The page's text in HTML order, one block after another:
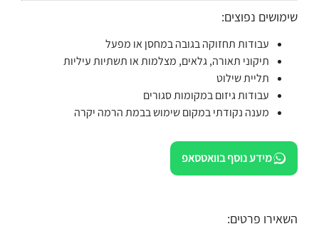
שימושים נפוצים:
עבודות תחזוקה בגובה במחסן או מפעל
תיקוני תאורה, גלאים, מצלמות או תשתיות עיליות
תליית שילוט
עבודות גיזום במקומות סגורים
מענה נקודתי במקום שימוש בבמת הרמה יקרה
מידע נוסף בוואטסאפ
השאירו פרטים: